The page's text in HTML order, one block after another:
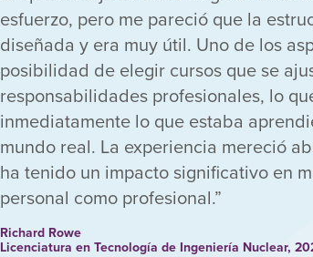
esfuerzo, pero me pareció que la
diseñada y era muy útil. Uno de los
posibilidad de elegir cursos que se
responsabilidades profesionales, lo
inmediatamente lo que estaba
mundo real. La experiencia mereció
ha tenido un impacto significativo en
personal como profesional.
Richard Rowe
Licenciatura en Tecnología de Ingeniería Nuclear,